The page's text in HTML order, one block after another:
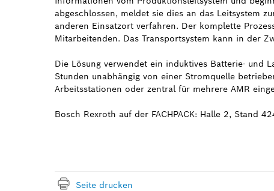
abgeschlossen, meldet sie dies an das Leitsystem
anderen Einsatzort verfahren. Der komplette
Mitarbeitenden. Das Transportsystem kann in der
Die Lösung verwendet ein induktives Batterie- und
Stunden unabhängig von einer Stromquelle
Arbeitsstationen oder zentral für mehrere AMR
Bosch Rexroth auf der FACHPACK: Halle 2, Stand
Seite drucken